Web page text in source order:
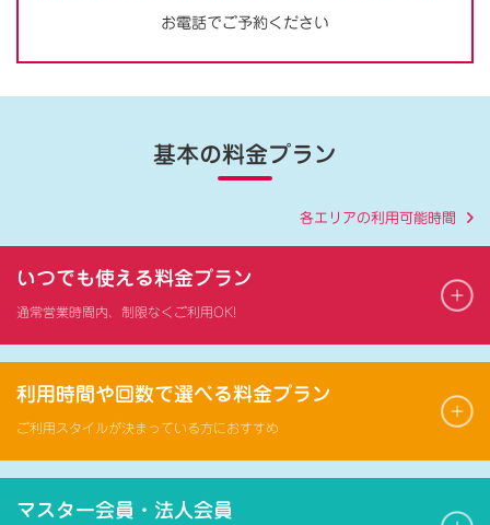
お電話でご予約ください
基本の料金プラン
各エリアの利用可能時間
いつでも使える料金プラン
通常営業時間内、制限なくご利用OK!
利用時間や回数で選べる料金プラン
ご利用スタイルが決まっている方におすすめ
マスター会員・法人会員